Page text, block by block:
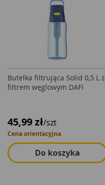
Butelka filtrująca Solid 0,5 L z
filtrem węglowym DAFI
45,99 zł/szt
Cena orientacyjna
Do koszyka